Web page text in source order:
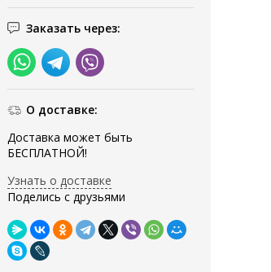
Заказать через:
О доставке:
Доставка может быть
БЕСПЛАТНОЙ!
Узнать о доставке
Поделись с друзьями